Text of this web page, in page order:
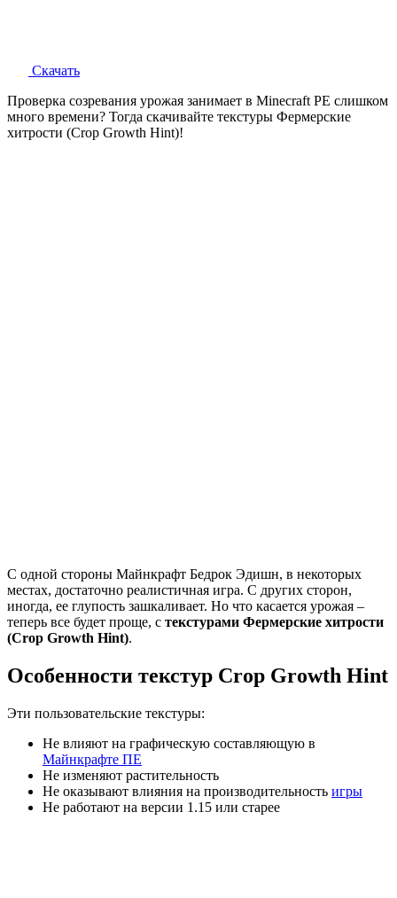
Скачать
Проверка созревания урожая занимает в Minecraft PE слишком
много времени? Тогда скачивайте текстуры Фермерские
хитрости (Crop Growth Hint)!
С одной стороны Майнкрафт Бедрок Эдишн, в некоторых
местах, достаточно реалистичная игра. С других сторон,
иногда, ее глупость зашкаливает. Но что касается урожая –
теперь все будет проще, с текстурами Фермерские хитрости
(Crop Growth Hint).
Особенности текстур Crop Growth Hint
Эти пользовательские текстуры:
Не влияют на графическую составляющую в
Майнкрафте ПЕ
Не изменяют растительность
Не оказывают влияния на производительность игры
Не работают на версии 1.15 или старее